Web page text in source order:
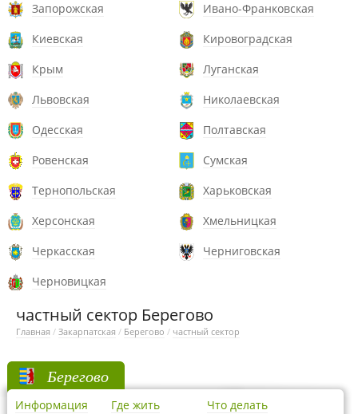
Запорожская
Ивано-Франковская
Киевская
Кировоградская
Крым
Луганская
Львовская
Николаевская
Одесская
Полтавская
Ровенская
Сумская
Тернопольская
Харьковская
Херсонская
Хмельницкая
Черкасская
Черниговская
Черновицкая
частный сектор Берегово
Главная / Закарпатская / Берегово / частный сектор
Берегово
Информация Где жить Что делать